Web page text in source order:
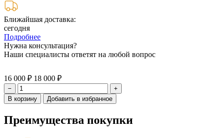
Ближайшая доставка:
сегодня
Подробнее
Нужна консультация?
Наши специалисты ответят на любой вопрос
16 000 ₽ 18 000 ₽
−
+
В корзину
Добавить в избранное
Преимущества покупки